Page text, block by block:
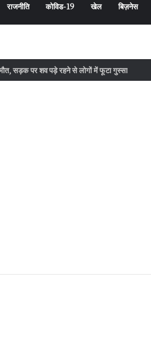
राजनीति कोविड-19 खेल बिज़नेस
सड़क पर शव पड़े रहने से लोगों में फूटा गुस्सा